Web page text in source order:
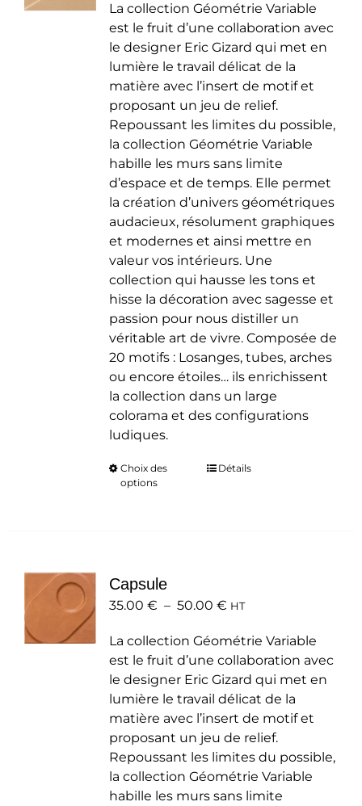
choisies
sur
la
page
du
produit
prix :
35.00 €
à
50.00 €
La collection Géométrie Variable
est le fruit d’une collaboration avec
le designer Eric Gizard qui met en
lumière le travail délicat de la
matière avec l’insert de motif et
proposant un jeu de relief.
Repoussant les limites du possible,
la collection Géométrie Variable
habille les murs sans limite
d’espace et de temps. Elle permet
la création d’univers géométriques
audacieux, résolument graphiques
et modernes et ainsi mettre en
valeur vos intérieurs. Une
collection qui hausse les tons et
hisse la décoration avec sagesse et
passion pour nous distiller un
véritable art de vivre. Composée de
20 motifs : Losanges, tubes, arches
ou encore étoiles… ils enrichissent
la collection dans un large
colorama et des configurations
ludiques.
Choix des
options
Ce
peuvent
choisies
sur
la
page
du
produit
Détails
Capsule
35.00 € – 50.00 €Plage
prix :
35.00 €
à
50.00 €
HT
La collection Géométrie Variable
est le fruit d’une collaboration avec
le designer Eric Gizard qui met en
lumière le travail délicat de la
matière avec l’insert de motif et
proposant un jeu de relief.
Repoussant les limites du possible,
la collection Géométrie Variable
habille les murs sans limite